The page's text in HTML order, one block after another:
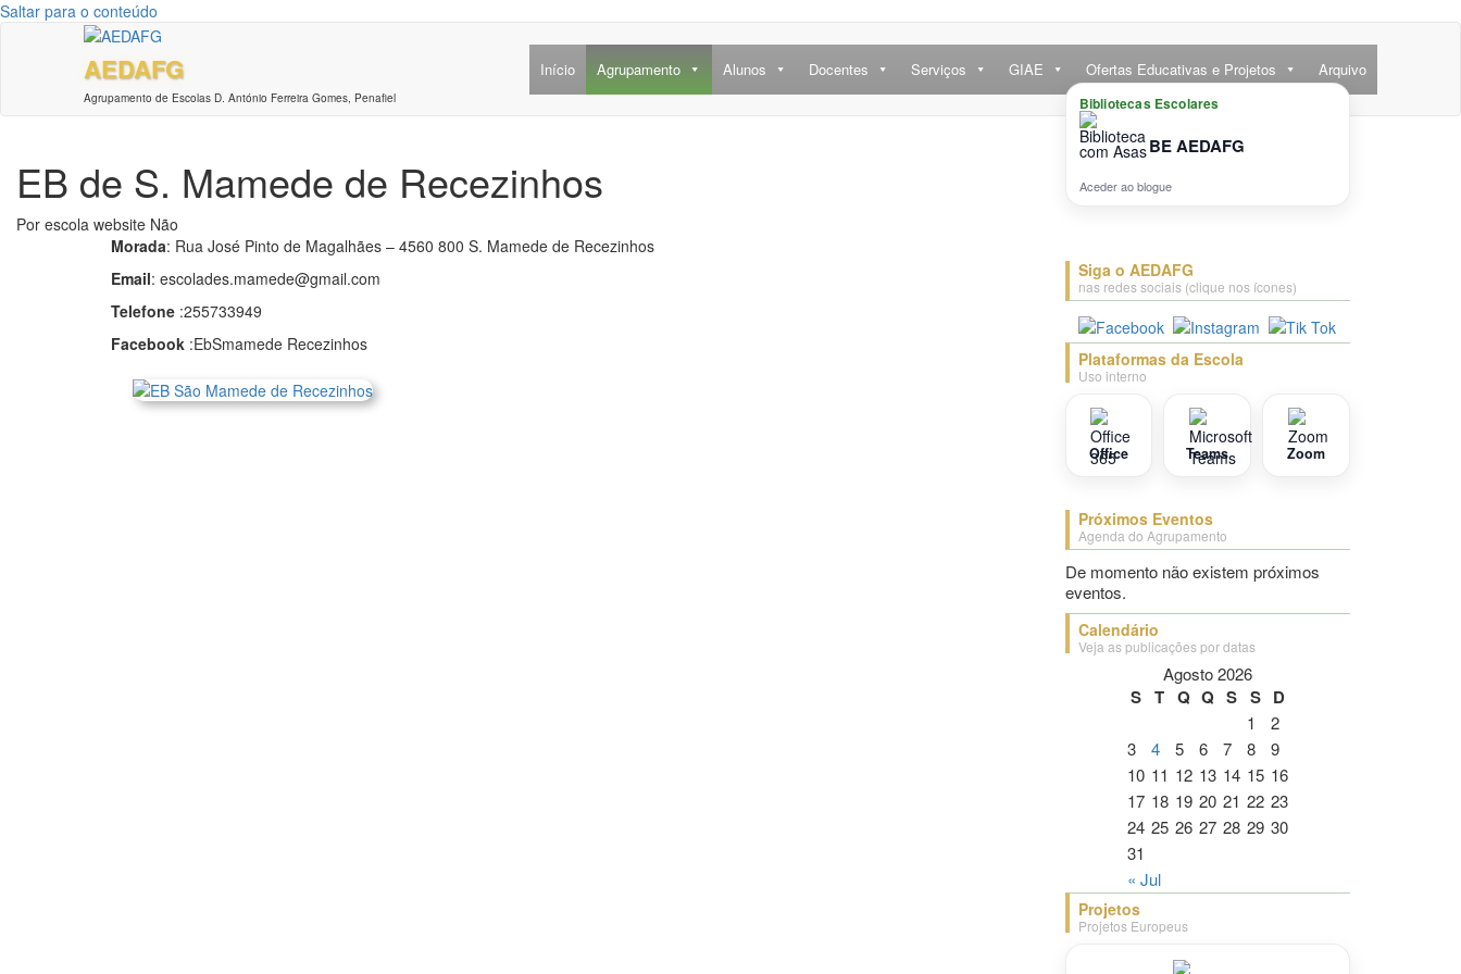
Saltar para o conteúdo
AEDAFG
Agrupamento de Escolas D. António Ferreira Gomes, Penafiel
Início Agrupamento Alunos Docentes Serviços GIAE Ofertas Educativas e Projetos Arquivo
EB de S. Mamede de Recezinhos
Por escola website Não
Morada: Rua José Pinto de Magalhães – 4560 800 S. Mamede de Recezinhos
Email: escolades.mamede@gmail.com
Telefone :255733949
Facebook :EbSmamede Recezinhos
Bibliotecas Escolares
BE AEDAFG
Aceder ao blogue
Siga o AEDAFG
nas redes sociais (clique nos ícones)
Plataformas da Escola
Uso interno
Office Teams Zoom
Próximos Eventos
Agenda do Agrupamento
De momento não existem próximos
eventos.
Calendário
Veja as publicações por datas
Agosto 2026
S T Q Q S S D
« Jul
1
2
3
4 5 6 7 8
9
10 11 12 13 14 15 16
17 18 19 20 21 22 23
24 25 26 27 28 29 30
31
Projetos
Projetos Europeus